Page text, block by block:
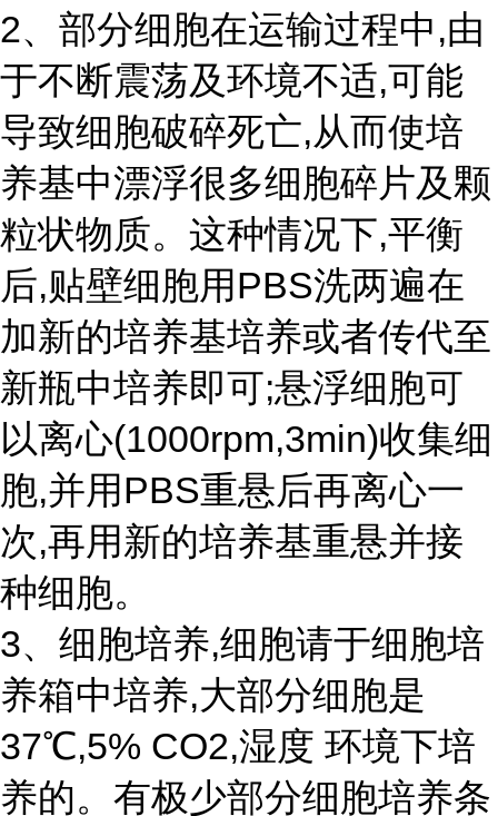
2、部分细胞在运输过程中,由
于不断震荡及环境不适,可能
导致细胞破碎死亡,从而使培
养基中漂浮很多细胞碎片及颗
粒状物质。这种情况下,平衡
后,贴壁细胞用PBS洗两遍在
加新的培养基培养或者传代至
新瓶中培养即可;悬浮细胞可
以离心(1000rpm,3min)收集细
胞,并用PBS重悬后再离心一
次,再用新的培养基重悬并接
种细胞。
3、细胞培养,细胞请于细胞培
养箱中培养,大部分细胞是
37℃,5% CO2,湿度 环境下培
养的。有极少部分细胞培养条